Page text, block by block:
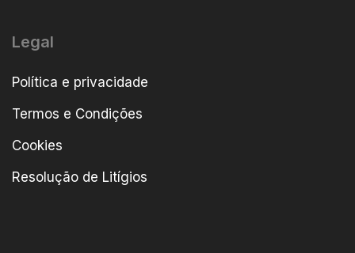
Legal
Política e privacidade
Termos e Condições
Cookies
Resolução de Litígios